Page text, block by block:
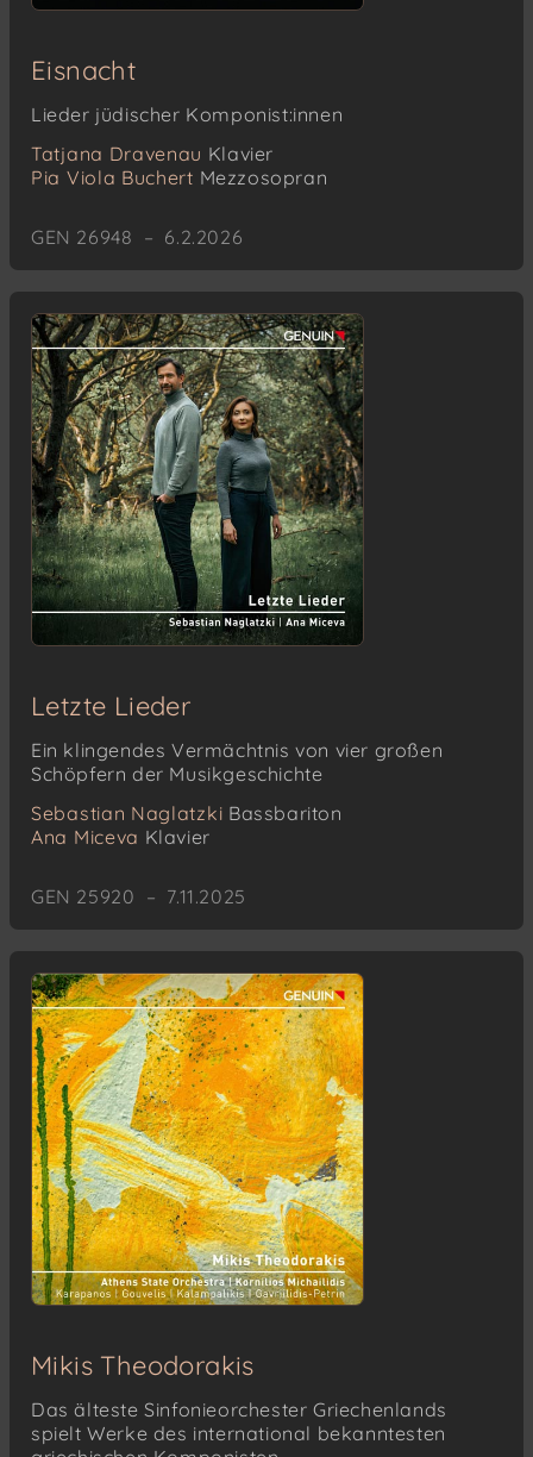
Eisnacht
Lieder jüdischer Komponist:innen
Tatjana Dravenau Klavier
Pia Viola Buchert Mezzosopran
GEN 26948 – 6.2.2026
Letzte Lieder
Ein klingendes Vermächtnis von vier großen
Schöpfern der Musikgeschichte
Sebastian Naglatzki Bassbariton
Ana Miceva Klavier
GEN 25920 – 7.11.2025
Mikis Theodorakis
Das älteste Sinfonieorchester Griechenlands
spielt Werke des international bekanntesten